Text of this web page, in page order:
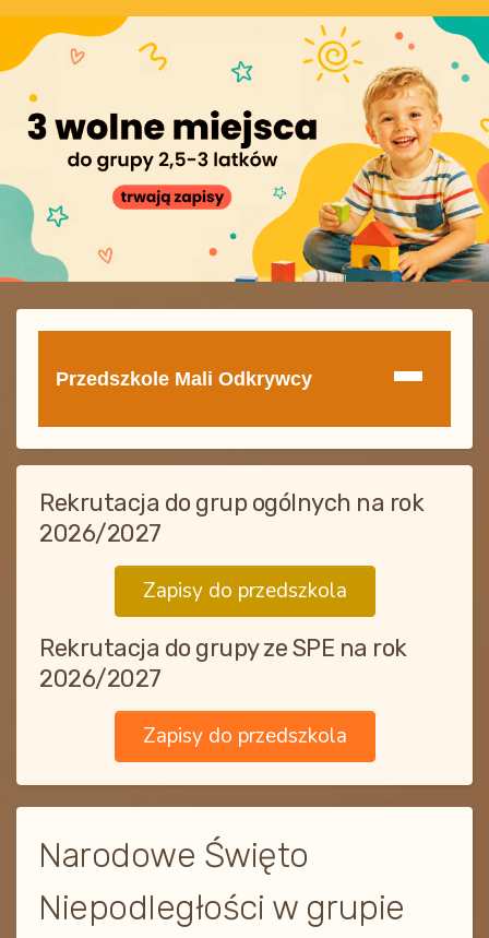
Przedszkole Mali Odkrywcy
Rekrutacja do grup ogólnych na rok
2026/2027
Zapisy do przedszkola
Rekrutacja do grupy ze SPE na rok
2026/2027
Zapisy do przedszkola
Narodowe Święto
Niepodległości w grupie